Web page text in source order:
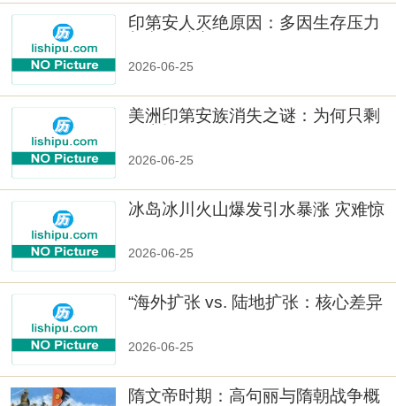
印第安人灭绝原因：多因生存压力
2026-06-25
美洲印第安族消失之谜：为何只剩
2026-06-25
冰岛冰川火山爆发引水暴涨 灾难惊
2026-06-25
“海外扩张 vs. 陆地扩张：核心差异
2026-06-25
隋文帝时期：高句丽与隋朝战争概